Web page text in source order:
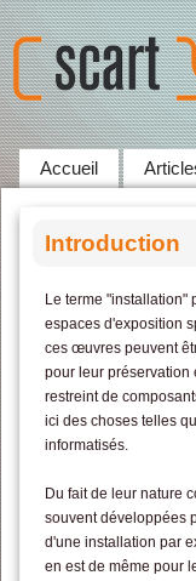
Accueil
Introduction
Le terme "installation"
espaces d'exposition
ces œuvres peuvent
pour leur préservation
restreint de
ici des choses telles
informatisés.
Du fait de leur nature
souvent développées
d'une installation par
en est de même pour